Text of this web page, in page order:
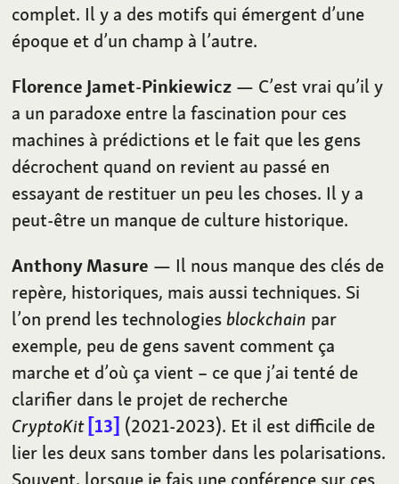
complet. Il y a des motifs qui émergent d’une
époque et d’un champ à l’autre.
Florence Jamet-Pinkiewicz — C’est vrai qu’il y
a un paradoxe entre la fascination pour ces
machines à prédictions et le fait que les gens
décrochent quand on revient au passé en
essayant de restituer un peu les choses. Il y a
peut-être un manque de culture historique.
Anthony Masure — Il nous manque des clés de
repère, historiques, mais aussi techniques. Si
l’on prend les technologiesblockchain par
exemple, peu de gens savent comment ça
marche et d’où ça vient – ce que j’ai tenté de
clarifier dans le projet de recherche
CryptoKit 13 (2021-2023). Et il est difficile de
lier les deux sans tomber dans les polarisations.
Souvent, lorsque je fais une conférence sur ces